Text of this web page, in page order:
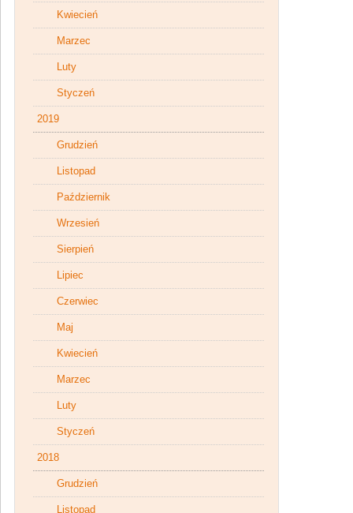
Kwiecień
Marzec
Luty
Styczeń
2019
Grudzień
Listopad
Październik
Wrzesień
Sierpień
Lipiec
Czerwiec
Maj
Kwiecień
Marzec
Luty
Styczeń
2018
Grudzień
Listopad